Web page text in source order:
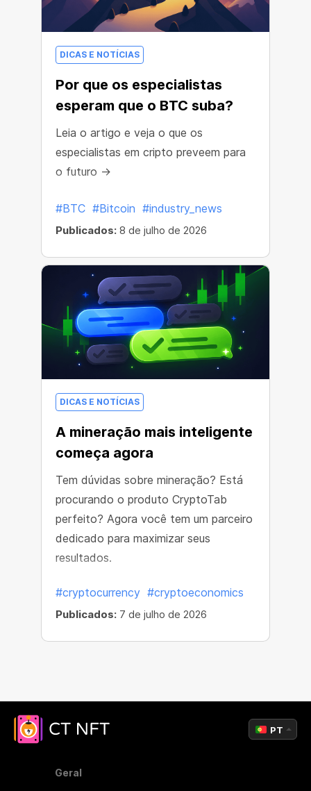
DICAS E NOTÍCIAS
Por que os especialistas
esperam que o BTC suba?
Leia o artigo e veja o que os
especialistas em cripto preveem para
o futuro →
#BTC #Bitcoin #industry_news
Publicados: 8 de julho de 2026
DICAS E NOTÍCIAS
A mineração mais inteligente
começa agora
Tem dúvidas sobre mineração? Está
procurando o produto CryptoTab
perfeito? Agora você tem um parceiro
dedicado para maximizar seus
resultados.
#cryptocurrency #cryptoeconomics
Publicados: 7 de julho de 2026
Geral
PT